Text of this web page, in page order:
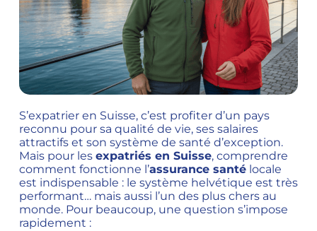
S’expatrier en Suisse, c’est profiter d’un pays
reconnu pour sa qualité de vie, ses salaires
attractifs et son système de santé d’exception.
Mais pour les expatriés en Suisse, comprendre
comment fonctionne l’assurance santélocale
est indispensable : le système helvétique est très
performant… mais aussi l’un des plus chers au
monde. Pour beaucoup, une question s’impose
rapidement :